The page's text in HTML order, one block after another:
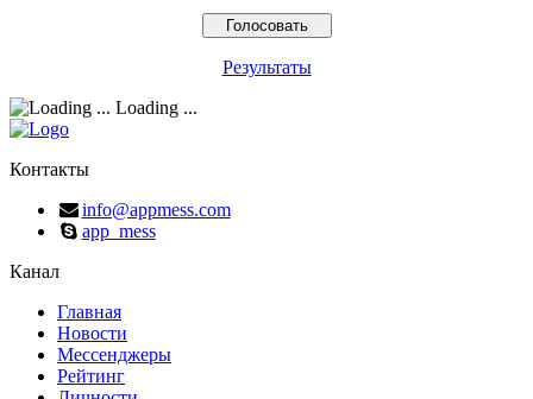
Результаты
Loading ...
Контакты
info@appmess.com
app_mess
Канал
Главная
Новости
Мессенджеры
Рейтинг